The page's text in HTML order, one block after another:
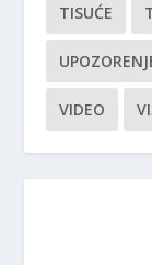
TISUĆE
VIDEO